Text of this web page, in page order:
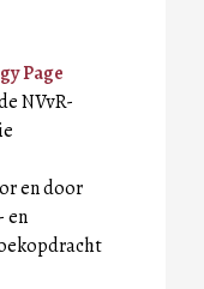
Page
NVvR-
en door
en